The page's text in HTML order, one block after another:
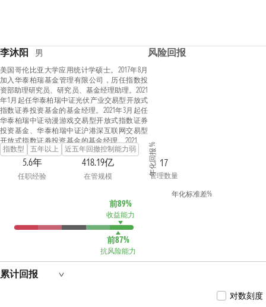
李沐阳 男
美国哥伦比亚大学应用统计学硕士。2017年8月
加入华泰柏瑞基金管理有限公司，历任指数投
资部助理研究员、研究员、基金经理助理。2021
年1月起任华泰柏瑞中证光伏产业交易型开放式
指数证券投资基金的基金经理。2021年3月起任
华泰柏瑞中证动漫游戏交易型开放式指数证券
投资基金、华泰柏瑞中证沪港深互联网交易型
开放式指数证券投资基金的基金经理。2021年8
月起任华泰柏瑞中证光伏产业交易型开放式指
数证券投资基金联接基金的基金经理。2022年4
月起任华泰柏瑞中证全指电力公用事业交易型
开放式指数证券投资基金的基金经理。2022年11
开放式指数证券投资基金的基金经理。2023年3
月起任华泰柏瑞纳斯达克100交易型开放式指数
证券投资基金（QDII）的基金经理。2023年4月起
任华泰柏瑞中证全指电力公用事业交易型开放
式指数证券投资基金发起式联接基金的基金经
理。2023年9月起任华泰柏瑞中证2000交易型开放
式指数证券投资基金、华泰柏瑞中证韩交所中
韩半导体交易型开放式指数证券投资基金发起
式联接基金（QDII）的基金经理。2023年10月起
指数型 五年以上 近五年回撤控制能力弱
5.6年
任职经验
418.19亿
在管规模
17
管理数量
前89%
收益能力
前87%
抗风险能力
风险回报
年化回报 %
年化标准差%
累计回报
对数刻度